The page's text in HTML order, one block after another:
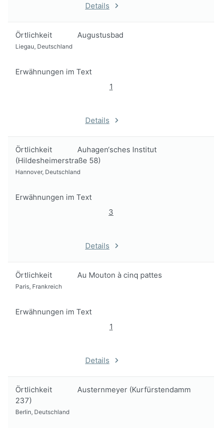
Details
Örtlichkeit Augustusbad
Liegau, Deutschland
Erwähnungen im Text
1
Details
Örtlichkeit
Auhagen‘sches Institut
(Hildesheimerstraße 58)
Hannover, Deutschland
Erwähnungen im Text
3
Details
Örtlichkeit Au Mouton à cinq pattes
Paris, Frankreich
Erwähnungen im Text
1
Details
Örtlichkeit
Austernmeyer (Kurfürstendamm
237)
Berlin, Deutschland